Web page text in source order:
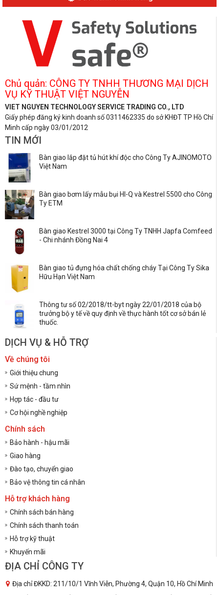
Chủ quản: CÔNG TY TNHH THƯƠNG MẠI DỊCH
VỤ KỸ THUẬT VIỆT NGUYỄN
VIET NGUYEN TECHNOLOGY SERVICE TRADING CO., LTD
Giấy phép đăng ký kinh doanh số 0311462335 do sở KHĐT TP Hồ Chí
Minh cấp ngày 03/01/2012
TIN MỚI
Bàn giao lắp đặt tủ hút khí độc cho Công Ty AJINOMOTO
Việt Nam
Bàn giao bơm lấy mẫu bụi HI-Q và Kestrel 5500 cho Công
Ty ETM
Bàn giao Kestrel 3000 tại Công Ty TNHH Japfa Comfeed
- Chi nhánh Đồng Nai 4
Bàn giao tủ đựng hóa chất chống cháy Tại Công Ty Sika
Hữu Hạn Việt Nam
Thông tư số 02/2018/tt-byt ngày 22/01/2018 của bộ
trưởng bộ y tế về quy định về thực hành tốt cơ sở bán lẻ
thuốc.
DỊCH VỤ & HỖ TRỢ
Về chúng tôi
Giới thiệu chung
Sứ mệnh - tầm nhìn
Hợp tác - đầu tư
Cơ hội nghề nghiệp
Chính sách
Bảo hành - hậu mãi
Giao hàng
Đào tạo, chuyển giao
Bảo vệ thông tin cá nhân
Hỗ trợ khách hàng
Chính sách bán hàng
Chính sách thanh toán
Hỗ trợ kỹ thuật
Khuyến mãi
ĐỊA CHỈ CÔNG TY
Địa chỉ ĐKKD: 211/10/1 Vĩnh Viễn, Phường 4, Quận 10, Hồ Chí Minh